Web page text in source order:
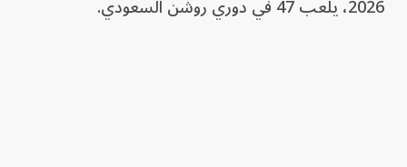
2026، يلعب 47 في دوري روشن السعودي.